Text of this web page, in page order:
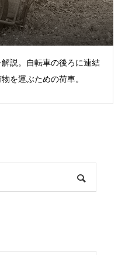
説。自転車の後ろに連結
を運ぶための荷車。